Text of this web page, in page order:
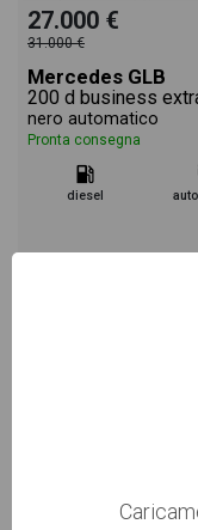
27.000 €
31.000 €
Mercedes GLB
200 d business
nero automatico
Pronta consegna
diesel